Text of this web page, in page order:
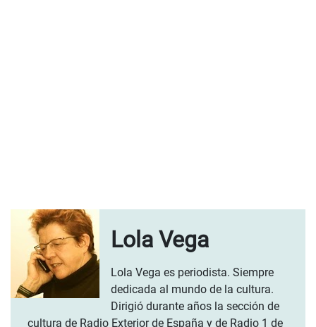
Lola Vega
Lola Vega es periodista. Siempre
dedicada al mundo de la cultura.
Dirigió durante años la sección de
cultura de Radio Exterior de España y de Radio 1 de